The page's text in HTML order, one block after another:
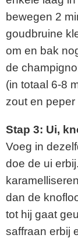
bewegen 2
goudbruine
om en bak
de
(in totaal 6-8
zout en
Stap 3: Ui,
Voeg in
doe de ui
dan de
tot hij gaat
saffraan erbij